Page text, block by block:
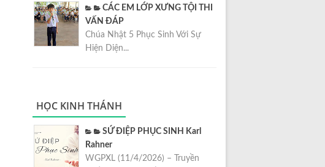
CÁC EM LỚP XƯNG TỘI THI
VẤN ĐÁP
Chúa Nhật 5 Phục Sinh Với Sự
Hiện Diện...
HỌC KINH THÁNH
SỨ ĐIỆP PHỤC SINH Karl
Rahner
WGPXL (11/4/2026) – Truyền